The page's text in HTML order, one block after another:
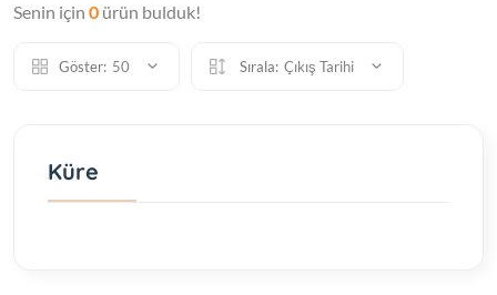
Senin için 0 ürün bulduk!
Göster: 50 Sırala: Çıkış Tarihi
Küre